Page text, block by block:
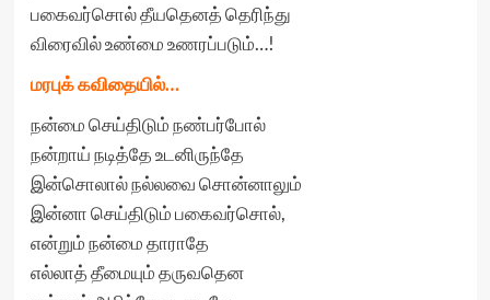
பகைவர்சொல் தீயதெனத் தெரிந்து
விரைவில் உண்மை உணரப்படும்…!
மரபுக் கவிதையில்…
நன்மை செய்திடும் நண்பர்போல்
நன்றாய் நடித்தே உடனிருந்தே
இன்சொலால் நல்லவை சொன்னாலும்
இன்னா செய்திடும் பகைவர்சொல்,
என்றும் நன்மை தாராதே
எல்லாத் தீமையும் தருவதென